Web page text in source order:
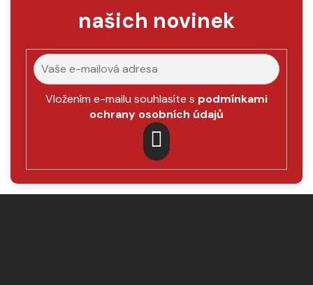
v
k
y
v
ý
p
i
s
u
našich novinek
Vložením e-mailu souhlasíte s podmínkami
ochrany osobních údajů
PŘIHLÁSIT
SE